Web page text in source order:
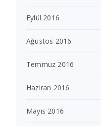
Eylül 2016
Ağustos 2016
Temmuz 2016
Haziran 2016
Mayıs 2016